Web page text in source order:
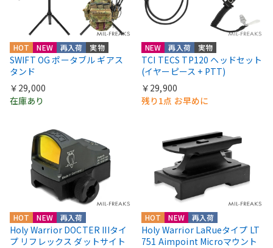
HOT NEW 再入荷 実物
SWIFT OG ポータブル ギアス
タンド
￥29,000
在庫あり
NEW 再入荷 実物
TCI TECS TP120 ヘッドセット
(イヤーピース + PTT)
￥29,900
残り1点 お早めに
HOT NEW 再入荷
Holy Warrior DOCTER IIIタイ
プ リフレックス ダットサイト
HOT NEW 再入荷
Holy Warrior LaRueタイプ LT
751 Aimpoint Microマウント